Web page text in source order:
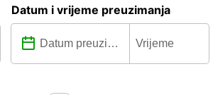
Datum i vrijeme preuzimanja